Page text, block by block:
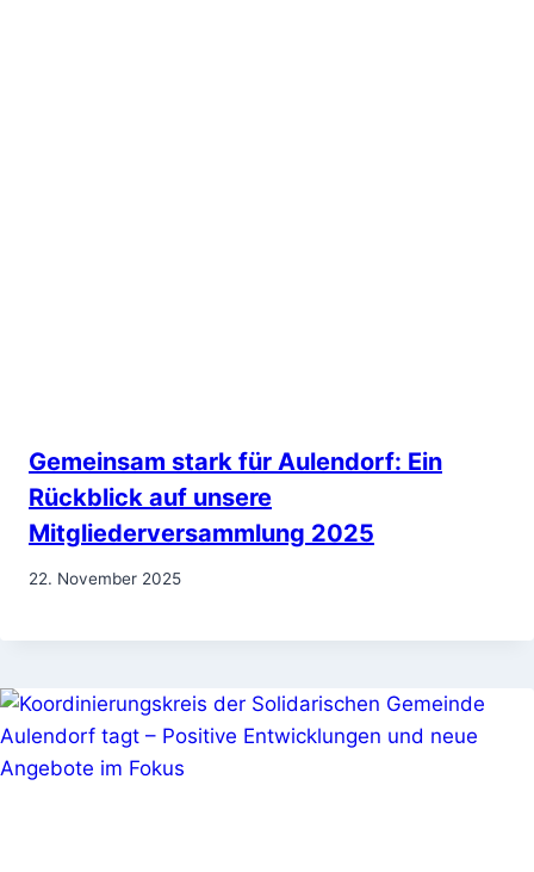
Gemeinsam stark für Aulendorf: Ein
Rückblick auf unsere
Mitgliederversammlung 2025
22. November 2025